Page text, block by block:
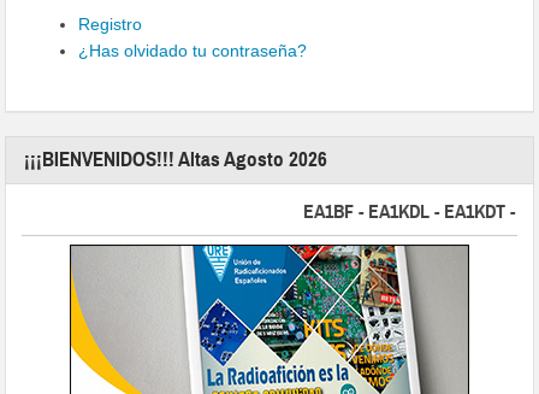
Registro
¿Has olvidado tu contraseña?
¡¡¡BIENVENIDOS!!! Altas Agosto 2026
EA1BF - EA1KDL - EA1KDT -